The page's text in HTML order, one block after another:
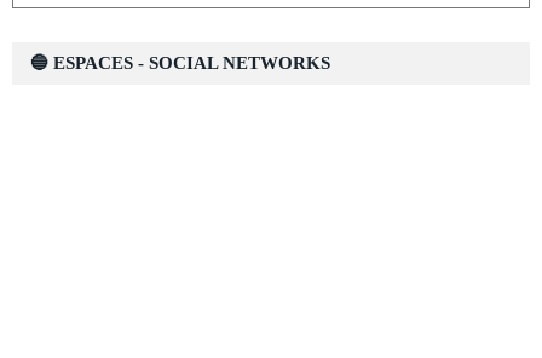
🔵 ESPACES - SOCIAL NETWORKS